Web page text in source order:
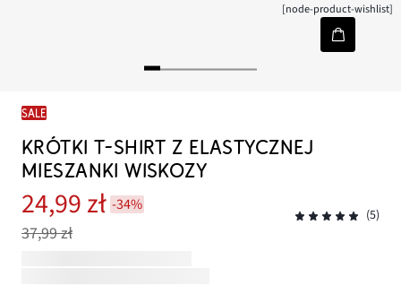
[node-product-wishlist]
SALE
KRÓTKI T-SHIRT Z ELASTYCZNEJ
MIESZANKI WISKOZY
24,99 zł -34%
37,99 zł
(5)